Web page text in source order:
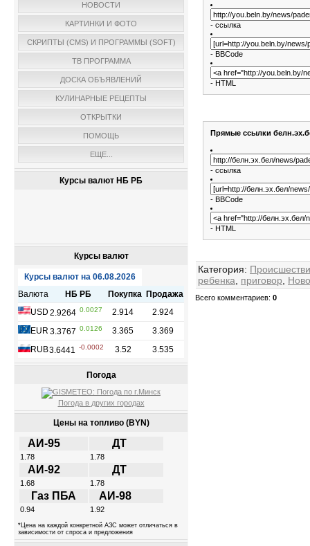
НОВОСТИ
КАРТИНКИ И ФОТО
СКРИПТЫ (CMS) И ПРОГРАММЫ (SOFT)
ТВ ПРОГРАММА
ДОСКА ОБЪЯВЛЕНИЙ
КУЛИНАРНЫЕ РЕЦЕПТЫ
ОТКРЫТКИ
ПОМОЩЬ
ЕЩЕ...
Курсы валют НБ РБ
Курсы валют
Погода
Погода в других городах
Цены на топливо (BYN)
АИ-95 ДТ
1.78 1.78
АИ-92 ДТ
1.68 1.78
Газ ПБА АИ-98
0.94 1.92
*Цена на каждой конкретной АЗС может отличаться в
зависимости от спроса и предложения
- ссылка
- BBCode
- HTML
Прямые ссылки
- ссылка
- BBCode
- HTML
Категория:
ребенка
приговор
Всего комментариев: 0